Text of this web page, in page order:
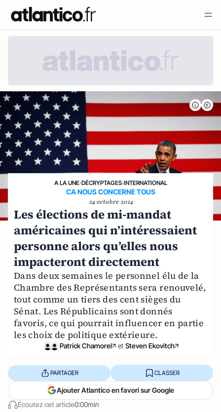
A LA UNE›DÉCRYPTAGES›INTERNATIONAL
CA NOUS CONCERNE TOUS
24 octobre 2014
Les élections de mi-mandat
américaines qui n’intéressaient
personne alors qu’elles nous
impacteront directement
Dans deux semaines le personnel élu de la
Chambre des Représentants sera renouvelé,
tout comme un tiers des cent sièges du
Sénat. Les Républicains sont donnés
favoris, ce qui pourrait influencer en partie
les choix de politique extérieure.
Patrick Chamorel et Steven Ekovitch
Écoutez cet article0:00min
PARTAGER CLASSER
Ajouter Atlantico en favori sur Google